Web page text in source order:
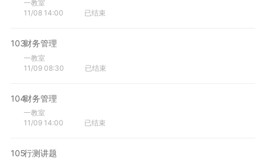
一教室
11/08 14:00
已结束
103财务管理
一教室
11/09 08:30
已结束
104财务管理
一教室
11/09 14:00
已结束
105行测讲题